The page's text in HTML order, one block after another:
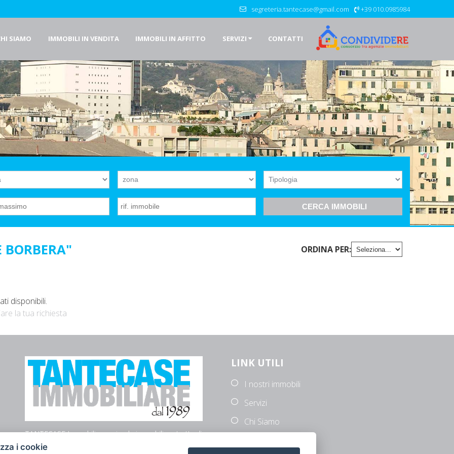
segreteria.tantecase@gmail.com +39 010.0985984
SIAMO IMMOBILI IN VENDITA IMMOBILI IN AFFITTO SERVIZI CONTATTI
ORDINA PER:
disponibili.
la tua richiesta
TANTECASE Immobiliare azienda immobiliare tratta di
affitti e vendita in tutto il territorio di Genova.
LINK UTILI
I nostri immobili
Servizi
Chi Siamo
i cookie